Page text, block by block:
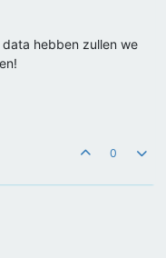
hebben zullen we
0